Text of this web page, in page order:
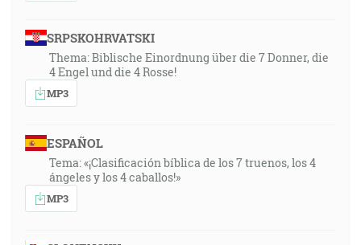
SRPSKOHRVATSKI
Thema: Biblische Einordnung über die 7 Donner, die
4 Engel und die 4 Rosse!
MP3
ESPAÑOL
Tema: «¡Clasificación bíblica de los 7 truenos, los 4
ángeles y los 4 caballos!»
MP3